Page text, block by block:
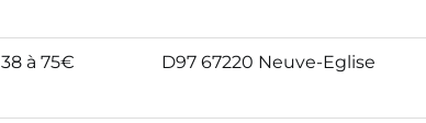
38 à 75€ D97 67220 Neuve-Eglise